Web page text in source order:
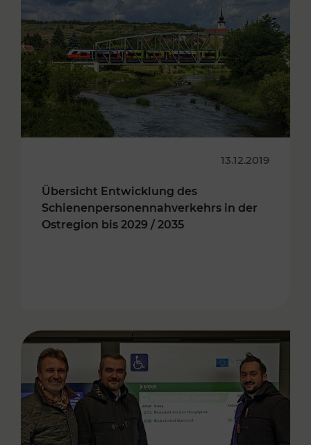
13.12.2019
Übersicht Entwicklung des
Schienenpersonennahverkehrs in der
Ostregion bis 2029 / 2035